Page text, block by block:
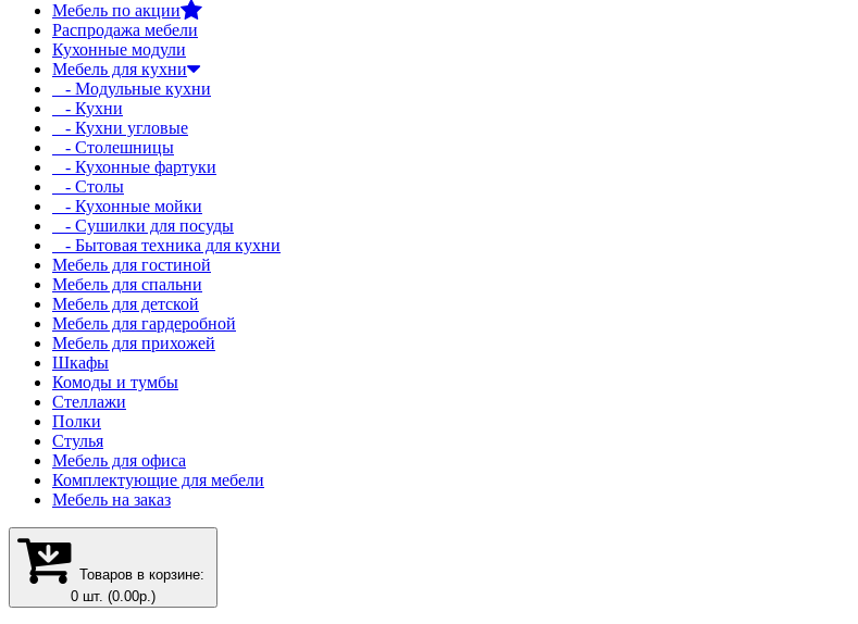
Мебель по акции
Распродажа мебели
Кухонные модули
Мебель для кухни
- Модульные кухни
- Кухни
- Кухни угловые
- Столешницы
- Кухонные фартуки
- Столы
- Кухонные мойки
- Сушилки для посуды
- Бытовая техника для кухни
Мебель для гостиной
Мебель для спальни
Мебель для детской
Мебель для гардеробной
Мебель для прихожей
Шкафы
Комоды и тумбы
Стеллажи
Полки
Стулья
Мебель для офиса
Комплектующие для мебели
Мебель на заказ
Товаров в корзине:
0 шт. (0.00р.)